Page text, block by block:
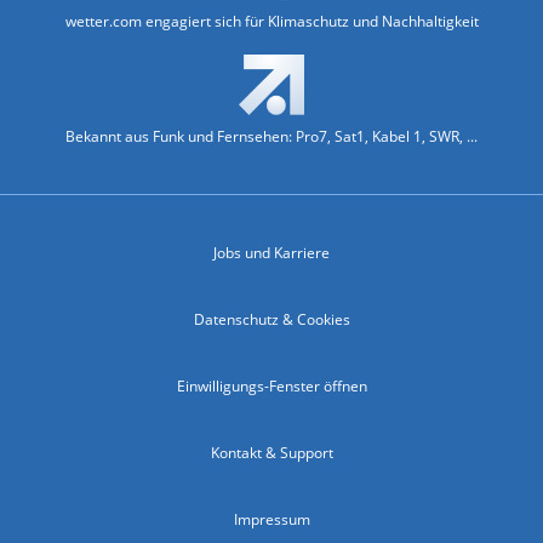
wetter.com engagiert sich für Klimaschutz und Nachhaltigkeit
Bekannt aus Funk und Fernsehen: Pro7, Sat1, Kabel 1, SWR, ...
Jobs und Karriere
Datenschutz & Cookies
Einwilligungs-Fenster öffnen
Kontakt & Support
Impressum